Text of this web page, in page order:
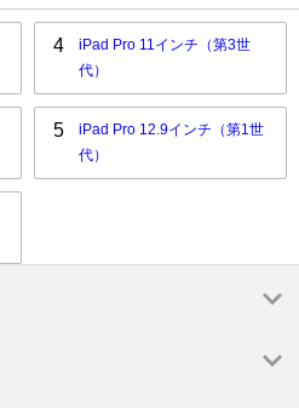
4
iPad Pro 11インチ（第3世
代）
5
iPad Pro 12.9インチ（第1世
代）